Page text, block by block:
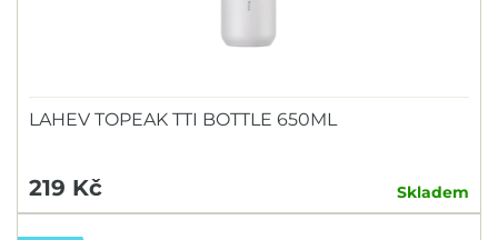
LAHEV TOPEAK TTI BOTTLE 650ML
219 Kč Skladem